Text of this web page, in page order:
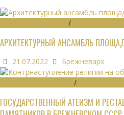
/
АРХИТЕКТУРНЫЙ АНСАМБЛЬ
21.07.2022 Брежневарх
/
ГОСУДАРСТВЕННЫЙ АТЕИЗМ И